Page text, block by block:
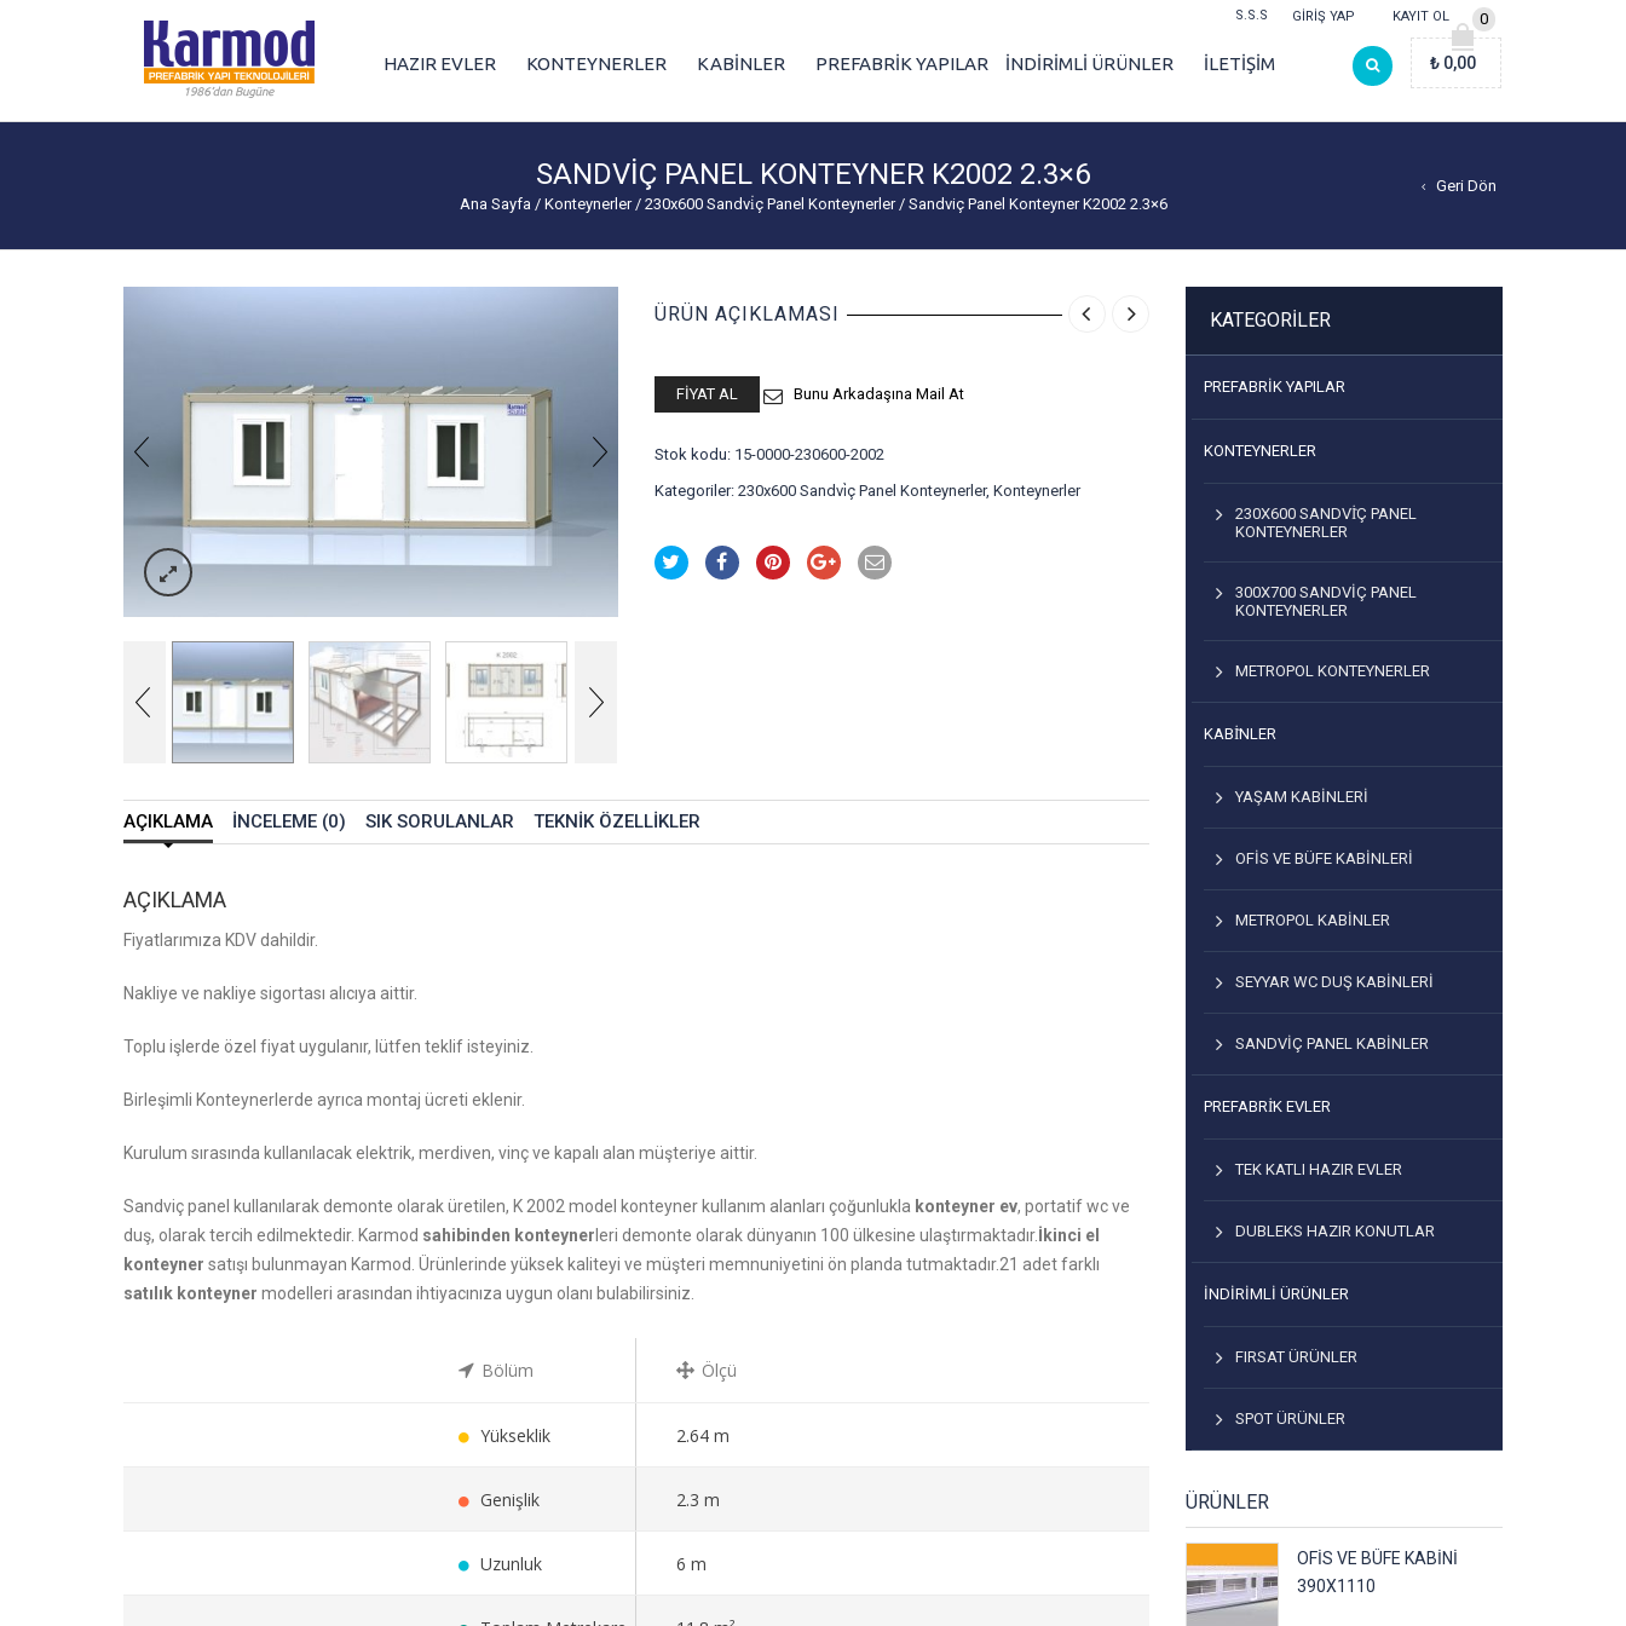
GIRIŞ YAP KAYIT OL
S.S.S
HAZIR EVLER KONTEYNERLER KABİNLER PREFABRİK YAPILAR İNDİRİMLİ ÜRÜNLER İLETİŞİM
0
₺ 0,00
SANDVIÇ PANEL KONTEYNER K2002 2.3×6
Ana Sayfa / Konteynerler / 230x600 Sandvi̇ç Panel Konteynerler /Sandviç Panel Konteyner K2002 2.3×6
Geri Dön
ÜRÜN AÇIKLAMASI
FIYAT AL Bunu Arkadaşına Mail At
Stok kodu: 15-0000-230600-2002
Kategoriler: 230x600 Sandvi̇ç Panel Konteynerler, Konteynerler
AÇIKLAMA İNCELEME (0) SIK SORULANLAR TEKNIK ÖZELLIKLER
AÇIKLAMA
Fiyatlarımıza KDV dahildir.
Nakliye ve nakliye sigortası alıcıya aittir.
Toplu işlerde özel fiyat uygulanır, lütfen teklif isteyiniz.
Birleşimli Konteynerlerde ayrıca montaj ücreti eklenir.
Kurulum sırasında kullanılacak elektrik, merdiven, vinç ve kapalı alan müşteriye aittir.
Sandviç panel kullanılarak demonte olarak üretilen, K 2002 model konteyner kullanım alanları çoğunlukla konteyner ev, portatif wc ve
duş, olarak tercih edilmektedir. Karmod sahibinden konteyner leri demonte olarak dünyanın 100 ülkesine ulaştırmaktadır.İkinci el
konteyner satışı bulunmayan Karmod. Ürünlerinde yüksek kaliteyi ve müşteri memnuniyetini ön planda tutmaktadır.21 adet farklı
satılık konteyner modelleri arasından ihtiyacınıza uygun olanı bulabilirsiniz.
Bölüm Ölçü
Yükseklik 2.64 m
Genişlik 2.3 m
Uzunluk 6 m
KATEGORILER
PREFABRIK YAPILAR
KONTEYNERLER
230X600 SANDVİÇ PANEL
KONTEYNERLER
300X700 SANDVIÇ PANEL
KONTEYNERLER
METROPOL KONTEYNERLER
KABİNLER
YAŞAM KABINLERI
OFIS VE BÜFE KABINLERI
METROPOL KABINLER
SEYYAR WC DUŞ KABINLERI
SANDVIÇ PANEL KABINLER
PREFABRİK EVLER
TEK KATLI HAZIR EVLER
DUBLEKS HAZIR KONUTLAR
İNDIRIMLI ÜRÜNLER
FIRSAT ÜRÜNLER
SPOT ÜRÜNLER
ÜRÜNLER
OFIS VE BÜFE KABINI
390X1110